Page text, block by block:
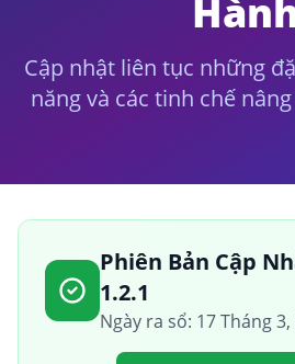
Cập nhật liên tục những
năng và các tinh chế
Phiên Bản Cập
1.2.1
Ngày ra sổ: 17 Tháng